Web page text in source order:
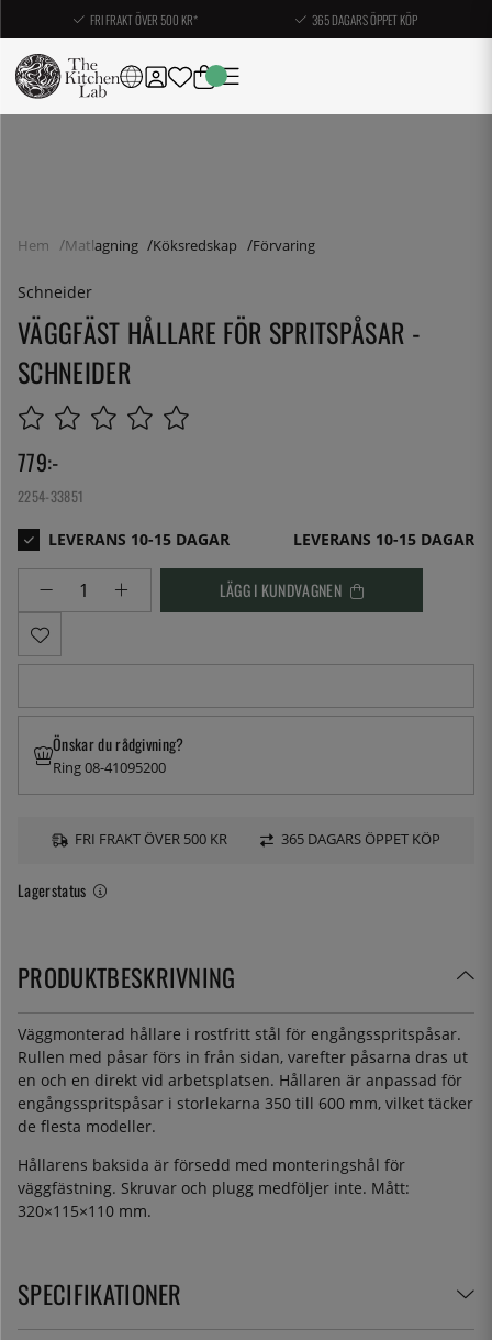
FRI FRAKT ÖVER 500 KR* 365 DAGARS ÖPPET KÖP
Hem Matlagning Köksredskap Förvaring
Schneider
VÄGGFÄST HÅLLARE FÖR SPRITSPÅSAR -
SCHNEIDER
779:-
2254-33851
LEVERANS 10-15 DAGAR
LÄGG I KUNDVAGNEN
Lagerstatus
Önskar du rådgivning?
Ring 08-41095200
FRI FRAKT ÖVER 500 KR 365 DAGARS ÖPPET KÖP
PRODUKTBESKRIVNING
Väggmonterad hållare i rostfritt stål för engångsspritspåsar.
Rullen med påsar förs in från sidan, varefter påsarna dras ut
en och en direkt vid arbetsplatsen. Hållaren är anpassad för
engångsspritspåsar i storlekarna 350 till 600 mm, vilket täcker
de flesta modeller.
Hållarens baksida är försedd med monteringshål för
väggfästning. Skruvar och plugg medföljer inte. Mått:
320×115×110 mm.
SPECIFIKATIONER